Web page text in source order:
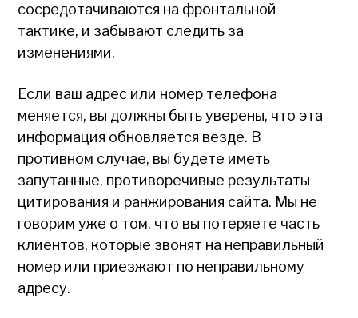
сосредотачиваются на фронтальной
тактике, и забывают следить за
изменениями.
Если ваш адрес или номер телефона
меняется, вы должны быть уверены, что эта
информация обновляется везде. В
противном случае, вы будете иметь
запутанные, противоречивые результаты
цитирования и ранжирования сайта. Мы не
говорим уже о том, что вы потеряете часть
клиентов, которые звонят на неправильный
номер или приезжают по неправильному
адресу.